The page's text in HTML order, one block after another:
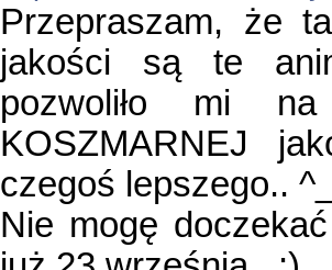
Przepraszam, że
jakości są te
pozwoliło mi
KOSZMARNEJ
czegoś lepszego..
Nie mogę